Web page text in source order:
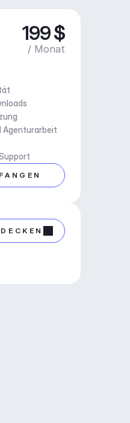
199 $
/ Monat
Agenturarbeit